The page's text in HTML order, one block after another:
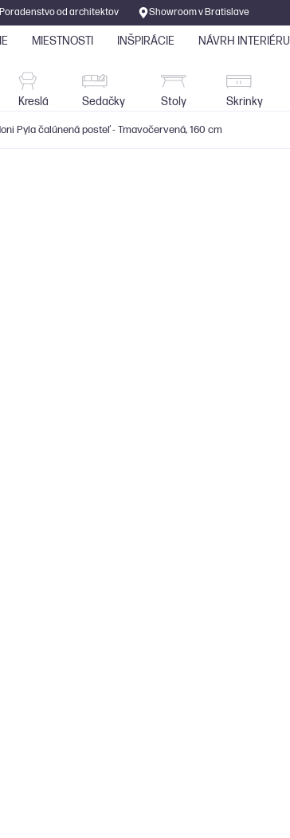
Poradenstvo od architektov Showroom v Bratislave
Kreslá Sedačky
MIESTNOSTI INŠPIRÁCIE NÁVRH INTERIÉRU
Kreslá Sedačky Stoly Skrinky
Pyla čalúnená posteľ - Tmavočervená, 160 cm